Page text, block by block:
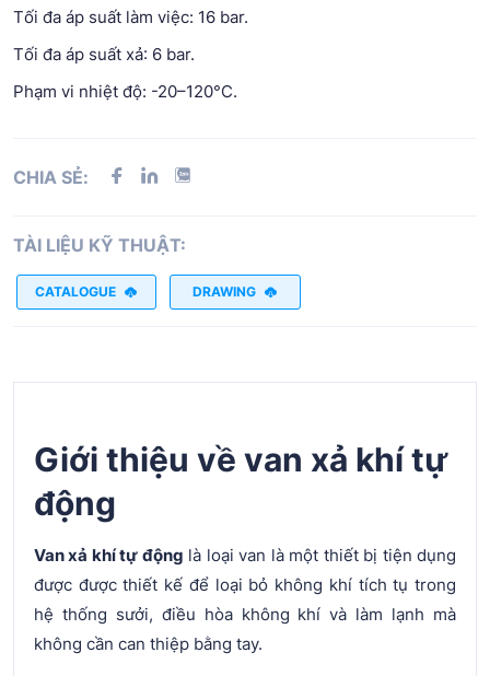
Tối đa áp suất làm việc: 16 bar.
Tối đa áp suất xả: 6 bar.
Phạm vi nhiệt độ: -20–120°C.
CHIA SẺ:
TÀI LIỆU KỸ THUẬT:
CATALOGUE DRAWING
Giới thiệu về van xả khí tự
động
Van xả khí tự động là loại van là một thiết bị tiện dụng
được được thiết kế để loại bỏ không khí tích tụ trong
hệ thống sưởi, điều hòa không khí và làm lạnh mà
không cần can thiệp bằng tay.